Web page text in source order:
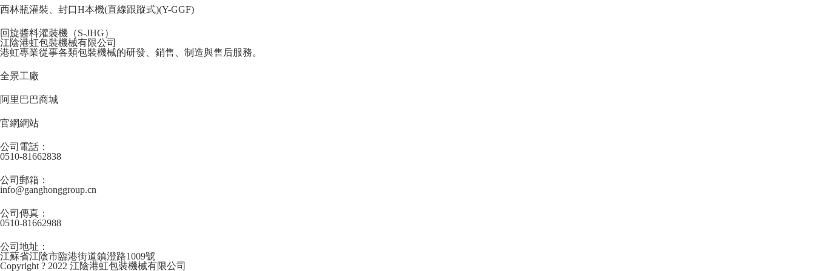
西林瓶灌裝、封口H本機(直線跟蹤式)(Y-GGF)
回旋醬料灌裝機（S-JHG）
江陰港虹包裝機械有限公司
港虹專業從事各類包裝機械的研發、銷售、制造與售后服務。
全景工廠
阿里巴巴商城
官網網站
公司電話：
0510-81662838
公司郵箱：
info@ganghonggroup.cn
公司傳真：
0510-81662988
公司地址：
江蘇省江陰市臨港街道鎮澄路1009號
Copyright ? 2022 江陰港虹包裝機械有限公司